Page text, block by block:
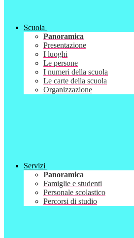
Scuola
Panoramica
Presentazione
I luoghi
Le persone
I numeri della scuola
Le carte della scuola
Organizzazione
Servizi
Panoramica
Famiglie e studenti
Personale scolastico
Percorsi di studio